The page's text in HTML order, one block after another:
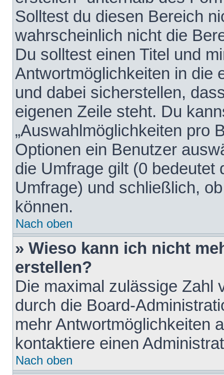
Solltest du diesen Bereich
wahrscheinlich nicht die
Du solltest einen Titel und
Antwortmöglichkeiten in die
und dabei sicherstellen,
eigenen Zeile steht. Du
„Auswahlmöglichkeiten pro
Optionen ein Benutzer
die Umfrage gilt (0 bedeutet
Umfrage) und schließlich,
können.
Nach oben
» Wieso kann ich nicht
erstellen?
Die maximal zulässige Zahl
durch die Board-
mehr Antwortmöglichkeiten
kontaktiere einen
Nach oben